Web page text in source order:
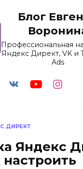
Блог
Профессиональная
Яндекс Директ, VK и
Ads
ДИРЕКТ
Яндекс
настроить